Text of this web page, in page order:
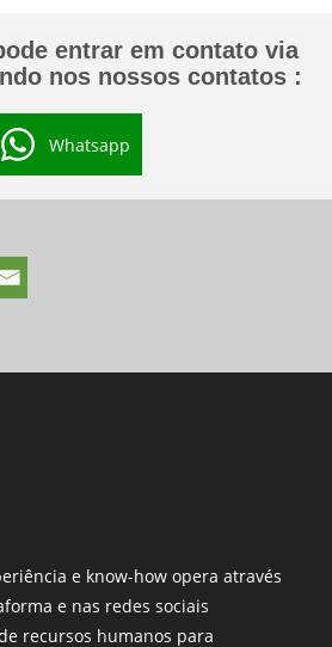
entrar em contato via
nos nossos contatos :
Whatsapp
e know-how opera através
e nas redes sociais
recursos humanos para